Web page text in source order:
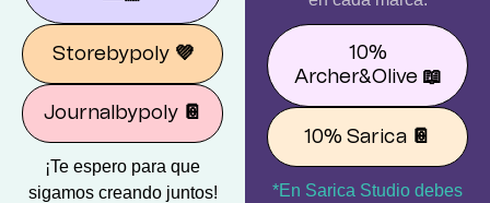
Storebypoly 💜
Journalbypoly 📔
¡Te espero para que
sigamos creando juntos!
10%
Archer&Olive 📖
10% Sarica 📔
*En Sarica Studio debes